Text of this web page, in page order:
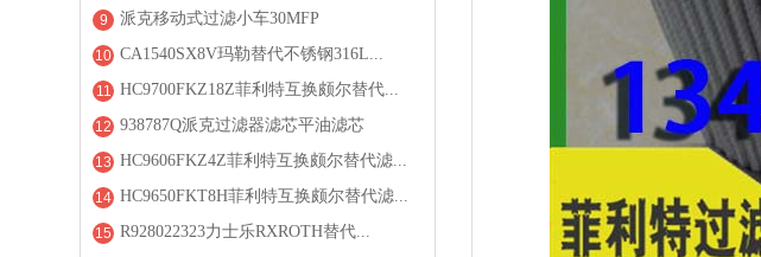
9 派克移动式过滤小车30MFP
10 CA1540SX8V玛勒替代不锈钢316L...
11 HC9700FKZ18Z菲利特互换颇尔替代...
12 938787Q派克过滤器滤芯平油滤芯
13 HC9606FKZ4Z菲利特互换颇尔替代滤...
14 HC9650FKT8H菲利特互换颇尔替代滤...
15 R928022323力士乐RXROTH替代...